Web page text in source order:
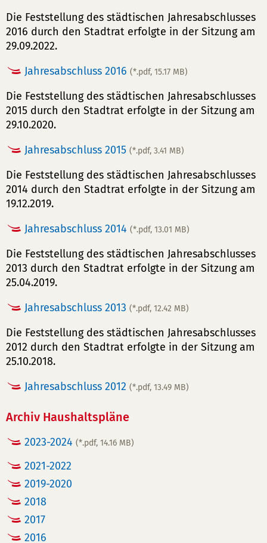
Die Feststellung des städtischen Jahresabschlusses
2016 durch den Stadtrat erfolgte in der Sitzung am
29.09.2022.
Jahresabschluss 2016 (*.pdf, 15.17 MB)
Die Feststellung des städtischen Jahresabschlusses
2015 durch den Stadtrat erfolgte in der Sitzung am
29.10.2020.
Jahresabschluss 2015 (*.pdf, 3.41 MB)
Die Feststellung des städtischen Jahresabschlusses
2014 durch den Stadtrat erfolgte in der Sitzung am
19.12.2019.
Jahresabschluss 2014 (*.pdf, 13.01 MB)
Die Feststellung des städtischen Jahresabschlusses
2013 durch den Stadtrat erfolgte in der Sitzung am
25.04.2019.
Jahresabschluss 2013 (*.pdf, 12.42 MB)
Die Feststellung des städtischen Jahresabschlusses
2012 durch den Stadtrat erfolgte in der Sitzung am
25.10.2018.
Jahresabschluss 2012 (*.pdf, 13.49 MB)
Archiv Haushaltspläne
2023-2024 (*.pdf, 14.16 MB)
2021-2022
2019-2020
2018
2017
2016